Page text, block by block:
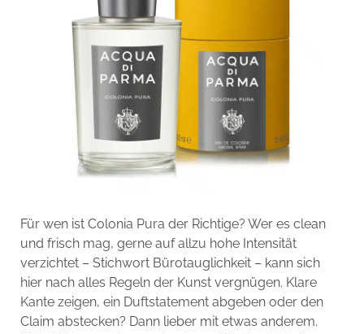
Für wen ist Colonia Pura der Richtige? Wer es clean
und frisch mag, gerne auf allzu hohe Intensität
verzichtet – Stichwort Bürotauglichkeit – kann sich
hier nach alles Regeln der Kunst vergnügen. Klare
Kante zeigen, ein Duftstatement abgeben oder den
Claim abstecken? Dann lieber mit etwas anderem.